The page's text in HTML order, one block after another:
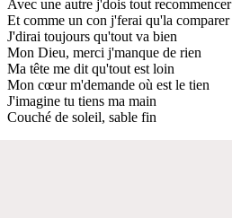
Avec une autre j'dois tout recommencer
Et comme un con j'ferai qu'la comparer
J'dirai toujours qu'tout va bien
Mon Dieu, merci j'manque de rien
Ma tête me dit qu'tout est loin
Mon cœur m'demande où est le tien
J'imagine tu tiens ma main
Couché de soleil, sable fin